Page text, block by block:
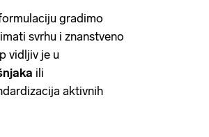
gradimo
svrhu i znanstveno
vidljiv je u
ili
aktivnih